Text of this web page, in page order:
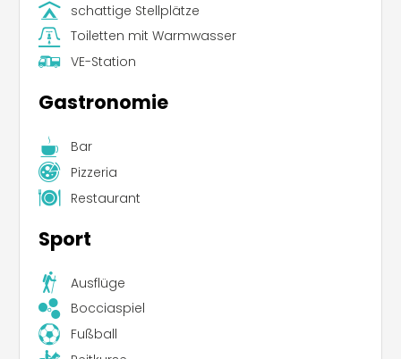
schattige Stellplätze
Toiletten mit Warmwasser
VE-Station
Gastronomie
Bar
Pizzeria
Restaurant
Sport
Ausflüge
Bocciaspiel
Fußball